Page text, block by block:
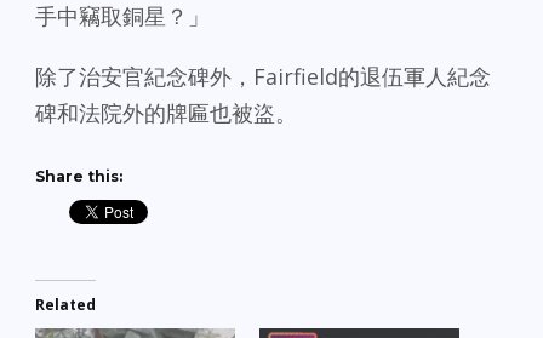
手中竊取銅星？」
除了治安官紀念碑外，Fairfield的退伍軍人紀念
碑和法院外的牌匾也被盜。
Share this:
Related